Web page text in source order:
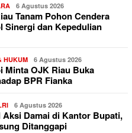
6 Agustus 2026
Tanam Pohon Cendera
Sinergi dan Kepedulian
HUKUM 6 Agustus 2026
Minta OJK Riau Buka
BPR Fianka
6 Agustus 2026
Damai di Kantor Bupati,
Ditanggapi